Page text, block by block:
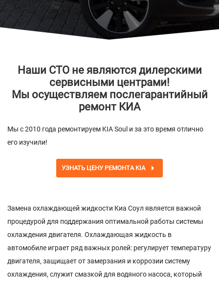
Наши СТО не являются дилерскими
сервисными центрами!
Мы осуществляем послегарантийный
ремонт КИА
Мы с 2010 года ремонтируем KIA Soul и за это время отлично
его изучили!
УЗНАТЬ ЦЕНУ РЕМОНТА KIA
Замена охлаждающей жидкости Киа Соул является важной
процедурой для поддержания оптимальной работы системы
охлаждения двигателя. Охлаждающая жидкость в
автомобиле играет ряд важных ролей: регулирует температуру
двигателя, защищает от замерзания и коррозии систему
охлаждения, служит смазкой для водяного насоса, который